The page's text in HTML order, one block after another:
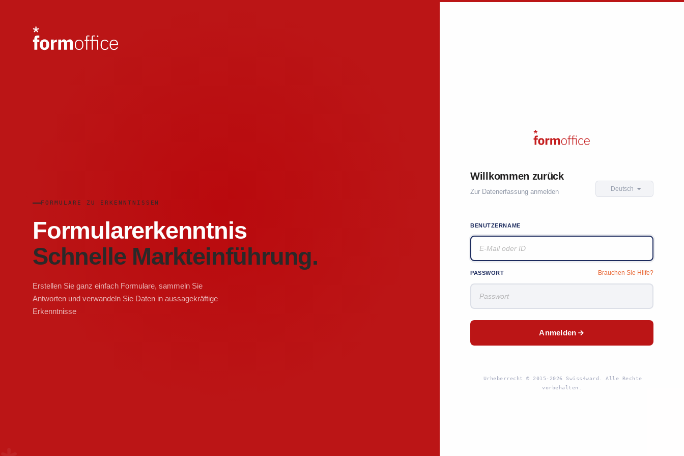
FORMULARE ZU ERKENNTNISSEN
Formularerkenntnis
Schnelle Markteinführung.
Erstellen Sie ganz einfach Formulare, sammeln Sie
Antworten und verwandeln Sie Daten in aussagekräftige
Erkenntnisse
Willkommen zurück
Zur Datenerfassung anmelden Deutsch
BENUTZERNAME
PASSWORT Brauchen Sie Hilfe?
Anmelden
Urheberrecht © 2015-2026 Swiss4ward. Alle Rechte
vorbehalten.